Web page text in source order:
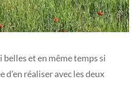
belles et en même temps si
d’en réaliser avec les deux